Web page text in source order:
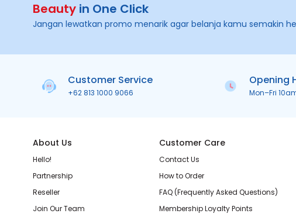
Beauty in One Click
Jangan lewatkan promo menarik agar belanja kamu semakin
Customer Service
+62 813 1000 9066
Opening
Mon–Fri
About Us
Hello!
Partnership
Reseller
Join Our Team
Customer Care
Contact Us
How to Order
FAQ (Frequently Asked Questions)
Membership Loyalty Points